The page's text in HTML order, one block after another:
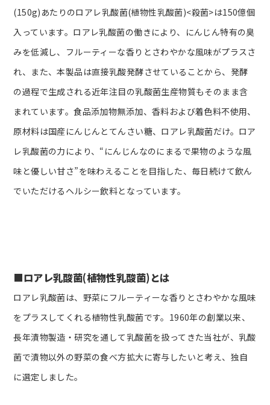
(150g)あたりのロアレ乳酸菌(植物性乳酸菌)<殺菌>は150億個
入っています。ロアレ乳酸菌の働きにより、にんじん特有の臭
みを低減し、フルーティーな香りとさわやかな風味がプラスさ
れ、また、本製品は直接乳酸発酵させていることから、発酵
の過程で生成される近年注目の乳酸菌生産物質もそのまま含
まれています。食品添加物無添加、香料および着色料不使用、
原材料は国産にんじんとてんさい糖、ロアレ乳酸菌だけ。ロア
レ乳酸菌の力により、“にんじんなのにまるで果物のような風
味と優しい甘さ”を味わえることを目指した、毎日続けて飲ん
でいただけるヘルシー飲料となっています。
■ロアレ乳酸菌(植物性乳酸菌)とは
ロアレ乳酸菌は、野菜にフルーティーな香りとさわやかな風味
をプラスしてくれる植物性乳酸菌です。1960年の創業以来、
長年漬物製造・研究を通して乳酸菌を扱ってきた当社が、乳酸
菌で漬物以外の野菜の食べ方拡大に寄与したいと考え、独自
に選定しました。